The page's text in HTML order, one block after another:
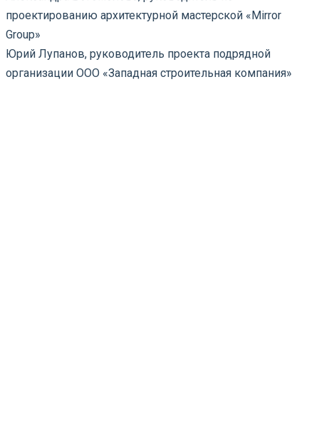
проектированию архитектурной мастерской «Mirror
Group»
Юрий Лупанов, руководитель проекта подрядной
организации ООО «Западная строительная компания»